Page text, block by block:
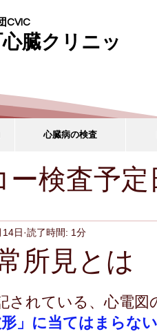
CVIC
臓クリニッ
心臓病の検査
ー検査予
）変更
所見とは
日 読了時間: 1分
されている、心電図
形」に当てはまらな